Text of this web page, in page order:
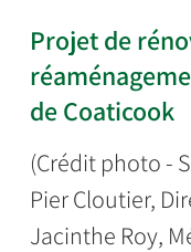
Projet de
de Coaticook
(Crédit photo -
Pier Cloutier,
Jacinthe Roy,